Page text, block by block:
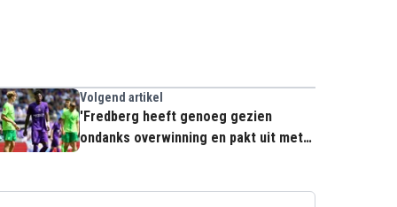
Volgend artikel
'Fredberg heeft genoeg gezien
ondanks overwinning en pakt uit met